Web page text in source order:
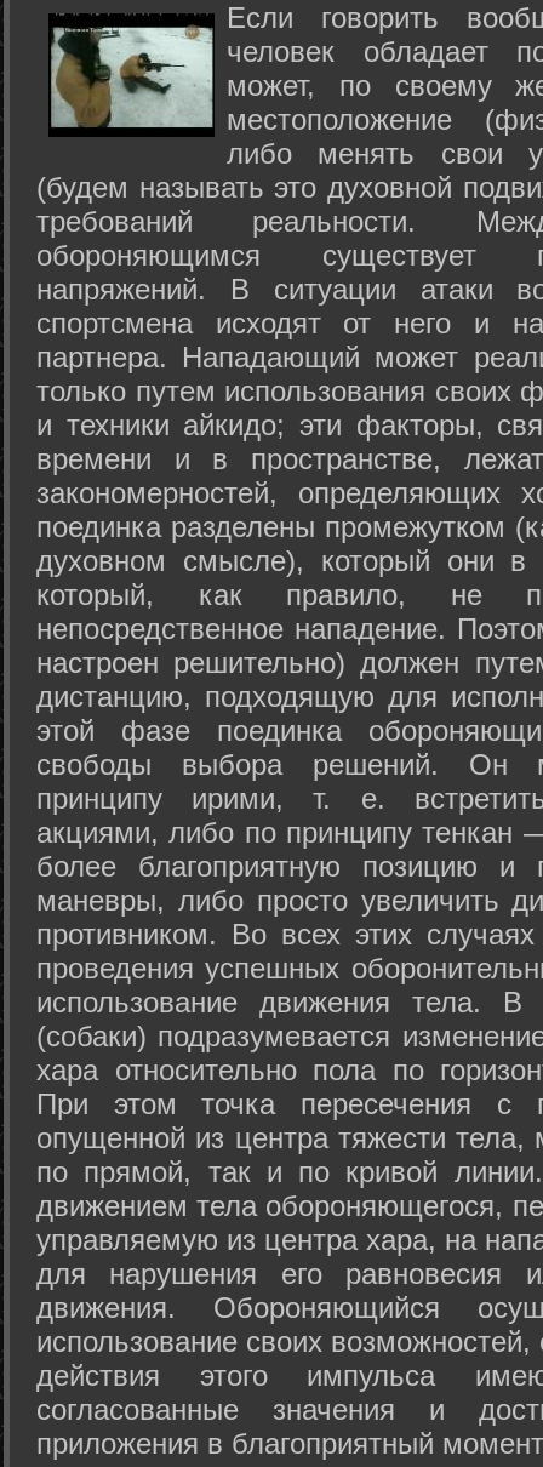
Если говорить
человек обладает
может, по своему
местоположение
либо менять свои
(будем называть это духовной
требований реальности.
обороняющимся существует
напряжений. В ситуации атаки
спортсмена исходят от него и
партнера. Нападающий может
только путем использования своих
и техники айкидо; эти факторы,
времени и в пространстве,
закономерностей, определяющих
поединка разделены промежутком
духовном смысле), который они в
который, как правило, не
непосредственное нападение.
настроен решительно) должен
дистанцию, подходящую для
этой фазе поединка
свободы выбора решений. Он
принципу ирими, т. е.
акциями, либо по принципу тенкан
более благоприятную позицию и
маневры, либо просто увеличить
противником. Во всех этих
проведения успешных
использование движения тела.
(собаки) подразумевается
хара относительно пола по
При этом точка пересечения с
опущенной из центра тяжести
по прямой, так и по кривой
движением тела обороняющегося,
управляемую из центра хара, на
для нарушения его равновесия
движения. Обороняющийся
использование своих
действия этого импульса
согласованные значения и
приложения в благоприятный